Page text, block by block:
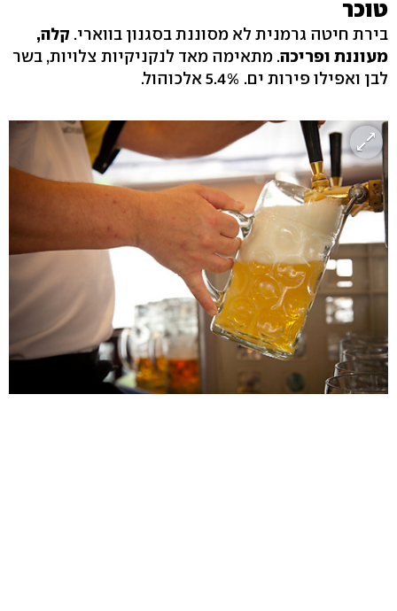
טוכר
בירת חיטה גרמנית לא מסוננת בסגנון בווארי. קלה,
מעוננת ופריכה. מתאימה מאד לנקניקיות צלויות, בשר
לבן ואפילו פירות ים. 5.4% אלכוהול.